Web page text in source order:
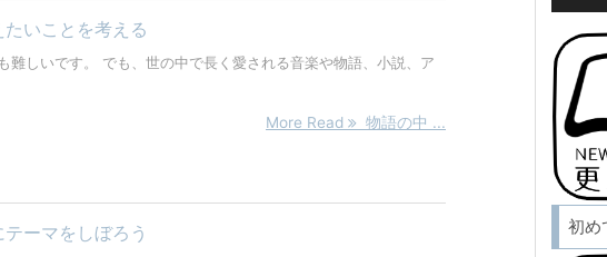
いことを考える
難しいです。 でも、世の中で長く愛される音楽や物語、小説、ア
More Read 物語の中 ...
ーマをしぼろう 初め